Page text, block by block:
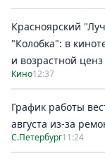
Красноярский
"Колобка": в
и возрастной ценз
Кино12:37
График работы
августа из-за
С.Петербург11:24